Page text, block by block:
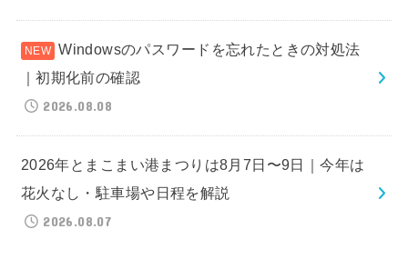
Windowsのパスワードを忘れたときの対処法
｜初期化前の確認
2026.08.08
2026年とまこまい港まつりは8月7日〜9日｜今年は
花火なし・駐車場や日程を解説
2026.08.07